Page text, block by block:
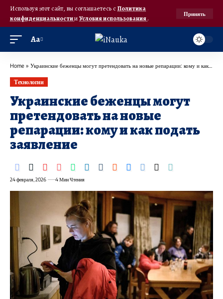
Используя этот сайт, вы соглашаетесь с Политика
конфиденциальностииУсловия использования.
Принять
Аа
Home » Украинские беженцы могут претендовать на новые репарации: кому и как подать заявление
Технологии
Украинские беженцы могут
претендовать на новые
репарации: кому и как подать
заявление
24 февраля, 2026 4 Мин Чтения